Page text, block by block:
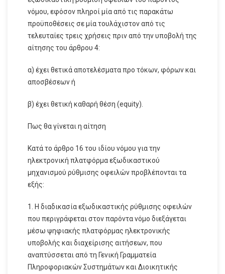
νόμου, εφόσον πληροί μία από τις παρακάτω
προϋποθέσεις σε μία τουλάχιστον από τις
τελευταίες τρεις χρήσεις πριν από την υποβολή της
αίτησης του άρθρου 4:
α) έχει θετικά αποτελέσματα προ τόκων, φόρων και
αποσβέσεων ή
β) έχει θετική καθαρή θέση (equity).
Πως θα γίνεται η αίτηση
Κατά το άρθρο 16 του ιδίου νόμου για την
ηλεκτρονική πλατφόρμα εξωδικαστικού
μηχανισμού ρύθμισης οφειλών προβλέπονται τα
εξής:
1. Η διαδικασία εξωδικαστικής ρύθμισης οφειλών
που περιγράφεται στον παρόντα νόμο διεξάγεται
μέσω ψηφιακής πλατφόρμας ηλεκτρονικής
υποβολής και διαχείρισης αιτήσεων, που
αναπτύσσεται από τη Γενική Γραμματεία
Πληροφοριακών Συστημάτων και Διοικητικής